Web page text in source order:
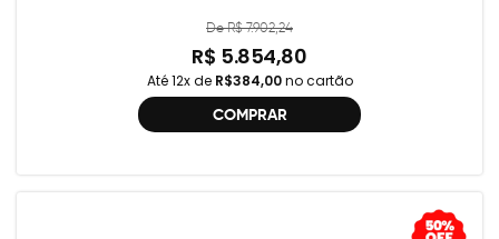
De R$ 7.902,24
R$ 5.854,80
Até 12x de R$384,00no cartão
COMPRAR